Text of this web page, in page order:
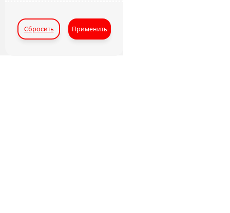
Сбросить Применить